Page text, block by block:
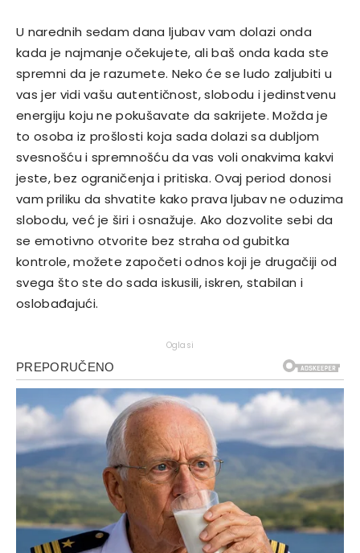
U narednih sedam dana ljubav vam dolazi onda
kada je najmanje očekujete, ali baš onda kada ste
spremni da je razumete. Neko će se ludo zaljubiti u
vas jer vidi vašu autentičnost, slobodu i jedinstvenu
energiju koju ne pokušavate da sakrijete. Možda je
to osoba iz prošlosti koja sada dolazi sa dubljom
svesnošću i spremnošću da vas voli onakvima kakvi
jeste, bez ograničenja i pritiska. Ovaj period donosi
vam priliku da shvatite kako prava ljubav ne oduzima
slobodu, već je širi i osnažuje. Ako dozvolite sebi da
se emotivno otvorite bez straha od gubitka
kontrole, možete započeti odnos koji je drugačiji od
svega što ste do sada iskusili, iskren, stabilan i
oslobađajući.
Oglasi